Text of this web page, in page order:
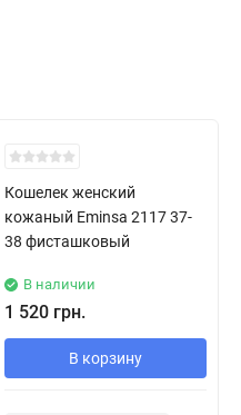
Хит!
Кошелек женский
кожаный Eminsa 2117 37-
38 фисташковый
В наличии
1 520 грн.
В корзину